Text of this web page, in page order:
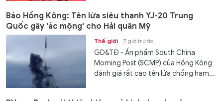
Báo Hồng Kông: Tên lửa siêu thanh YJ-20 Trung
Quốc gây 'ác mộng' cho Hải quân Mỹ
Thế giới 7 giờ trước
GD&TĐ - Ấn phẩm South China
Morning Post (SCMP) của Hồng Kông
đánh giá rất cao tên lửa chống hạm...